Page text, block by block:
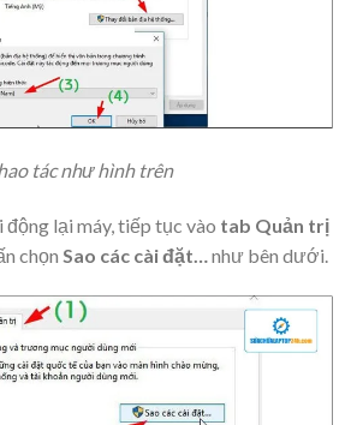
tác như hình trên
động lại máy, tiếp tục vào tab Quản trị
chọn Sao các cài đặt…như bên dưới.